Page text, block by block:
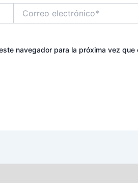
electrónico*
navegador para la próxima vez que